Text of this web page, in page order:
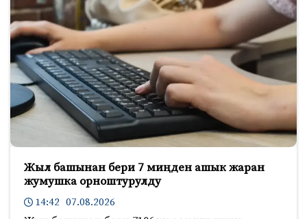
Жыл башынан бери 7 миңден ашык жаран
жумушка орноштурулду
14:42 07.08.2026